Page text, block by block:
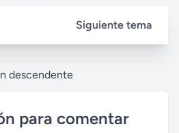
s
Siguiente tema
descendente
para comentar